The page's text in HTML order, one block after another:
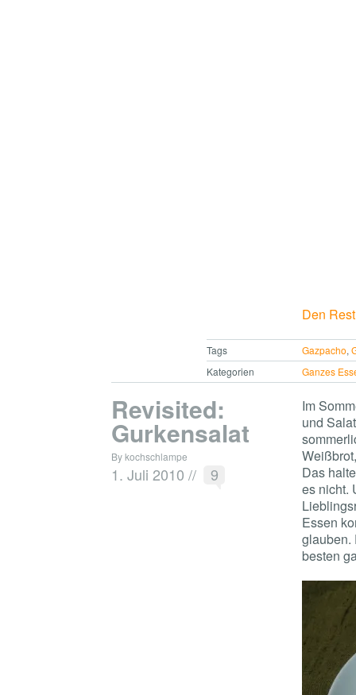
Den
Tags Gazpacho,
Kategorien
Ganzes
Revisited:
Gurkensalat
By kochschlampe
1. Juli 2010 // 9
Im
und
Das
es nicht.
Essen
glauben.
besten